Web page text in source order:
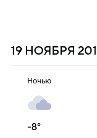
19 НОЯБРЯ
Ночью
-8°